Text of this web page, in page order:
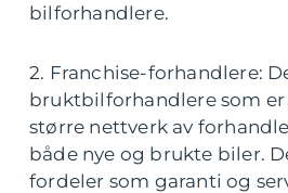
bilforhandlere.
2. Franchise-forhandlere:
bruktbilforhandlere som er
større nettverk av
både nye og brukte biler.
fordeler som garanti og